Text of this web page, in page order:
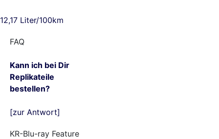
12,17 Liter/100km
FAQ
Kann ich bei Dir
Replikateile
bestellen?
[zur Antwort]
KR-Blu-ray Feature